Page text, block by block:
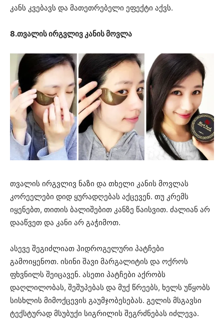
კანს კვებავს და მათეთრებელი ეფექტი აქვს.
8.თვალის ირგვლივ კანის მოვლა
თვალის ირგვლივ ნაზი და თხელი კანის მოვლას
კორეელები დიდ ყურადღებას აქცევენ. თუ კრემს
იყენებთ, თითის ბალიშებით კანზე წაისვით. ძალიან არ
დააწვეთ და კანი არ გაჭიმოთ.
ასევე შეგიძლიათ ჰიდროგელური პატჩები
გამოიყენოთ. ისინი შავი მარგალიტის და ოქროს
ფხვნილს შეიცავენ. ასეთი პატჩები აქრობს
დაღლილობას, შეშუპებას და მუქ წრეებს, ხელს უწყობს
სისხლის მიმოქცევის გაუმჯობესებას. გელის მსგავსი
ტექსტურად მსუბუქი სიგრილის შეგრძნებას იძლევა.